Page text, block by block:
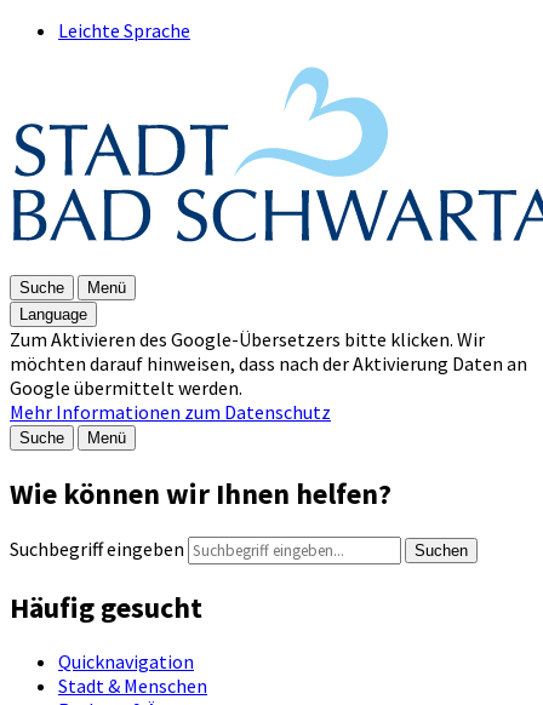
Leichte Sprache
Suche
Menü
Language
Zum Aktivieren des Google-Übersetzers bitte klicken. Wir
möchten darauf hinweisen, dass nach der Aktivierung Daten an
Google übermittelt werden.
Mehr Informationen zum Datenschutz
Suche Menü
Wie können wir Ihnen helfen?
Suchbegriff eingeben Suchen
Häufig gesucht
Quicknavigation
Stadt & Menschen